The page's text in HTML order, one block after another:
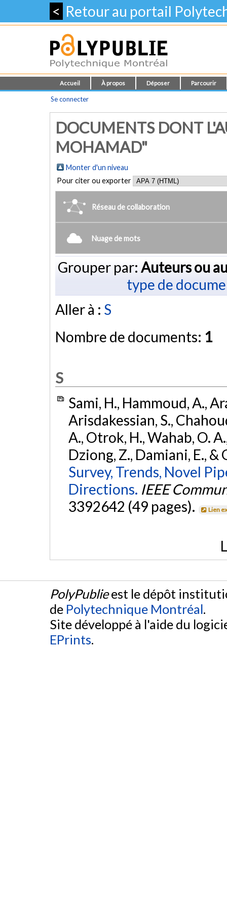
< Retour au portail
Accueil À propos Déposer Parcourir
Se connecter
DOCUMENTS DONT
MOHAMAD"
Monter d'un niveau
Pour citer ou exporter
Réseau de collaboration
Nuage de mots
Grouper par: Auteurs ou
type de
Aller à : S
Nombre de documents: 1
S
Sami, H., Hammoud, A.,
Arisdakessian, S.,
A., Otrok, H., Wahab, O.
Dziong, Z., Damiani, E.,
Survey, Trends, Novel
Directions. IEEE
3392642 (49 pages).
Lien
PolyPublieest le dépôt
de Polytechnique Montréal.
Site développé à l'aide du
EPrints.